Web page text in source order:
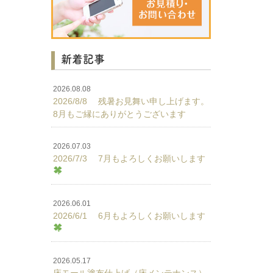
新着記事
2026.08.08
2026/8/8 残暑お見舞い申し上げます。
8月もご縁にありがとうございます
2026.07.03
2026/7/3 7月もよろしくお願いします
2026.06.01
2026/6/1 6月もよろしくお願いします
2026.05.17